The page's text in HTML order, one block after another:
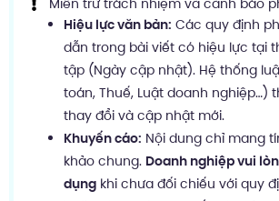
Miễn trừ trách nhiệm và cảnh báo
Hiệu lực văn bản: Các quy định
dẫn trong bài viết có hiệu lực tại
tập (Ngày cập nhật). Hệ thống
toán, Thuế, Luật doanh nghiệp…)
thay đổi và cập nhật mới.
Khuyến cáo: Nội dung chỉ mang
khảo chung. Doanh nghiệp vui
dụng khi chưa đối chiếu với quy